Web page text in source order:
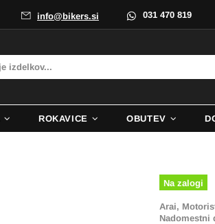
info@bikers.si 031 470 819
ROKAVICE OBUTEV
Na zalogi
Arai,
Nadomestni